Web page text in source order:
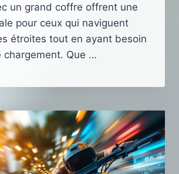
un grand coffre offrent une
pour ceux qui naviguent
étroites tout en ayant besoin
chargement. Que …